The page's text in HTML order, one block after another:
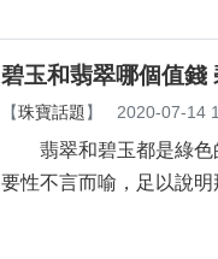
碧玉和翡翠哪個值錢
【珠寶話題】 2020-07-14
翡翠和碧玉都是綠色的玉
要性不言而喻，足以